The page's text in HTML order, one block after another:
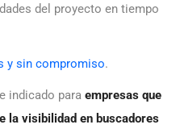
del proyecto en tiempo
y sin compromiso.
indicado para empresas que
la visibilidad en buscadores